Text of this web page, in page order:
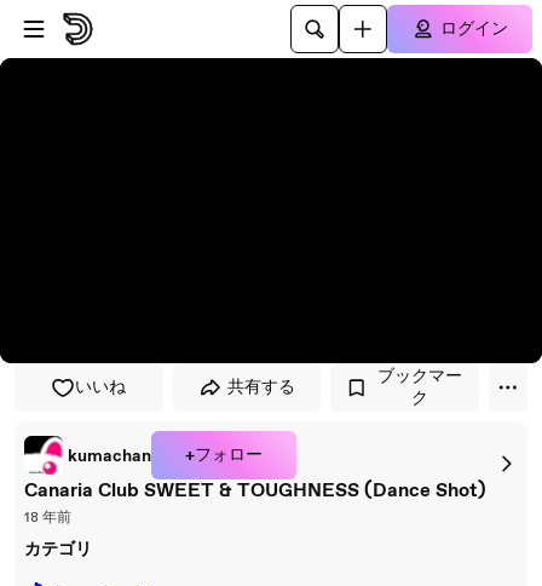
プレイヤーにスキップ
メインコンテンツにスキップ
ログイン
いいね 共有する
ブックマー
ク
kumachan +フォロー
Canaria Club SWEET & TOUGHNESS (Dance Shot)
18 年前
カテゴリ